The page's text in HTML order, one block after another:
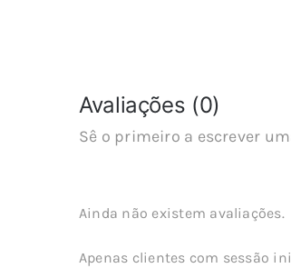
Avaliações (0)
Sê o primeiro a escrever
Ainda não existem avaliações.
Apenas clientes com sessão